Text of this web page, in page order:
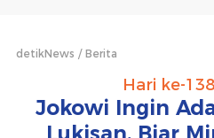
detikNews Berita
Hari ke-
Jokowi Ingin